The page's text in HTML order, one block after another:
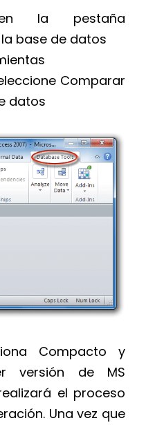
la pestaña
base de datos
Comparar
datos
Compacto y
versión de MS
el proceso
Una vez que